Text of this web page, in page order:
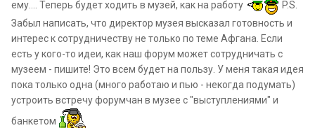
ему.... Теперь будет ходить в музей, как на работу
P.S.
Забыл написать, что директор музея высказал готовность и
интерес к сотрудничеству не только по теме Афгана. Если
есть у кого-то идеи, как наш форум может сотрудничать с
музеем - пишите! Это всем будет на пользу. У меня такая идея
пока только одна (много работаю и пью - некогда подумать)
устроить встречу форумчан в музее с "выступлениями" и
банкетом